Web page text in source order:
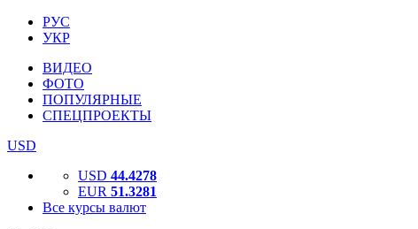
РУС
УКР
ВИДЕО
ФОТО
ПОПУЛЯРНЫЕ
СПЕЦПРОЕКТЫ
USD
USD 44.4278
EUR 51.3281
Все курсы валют